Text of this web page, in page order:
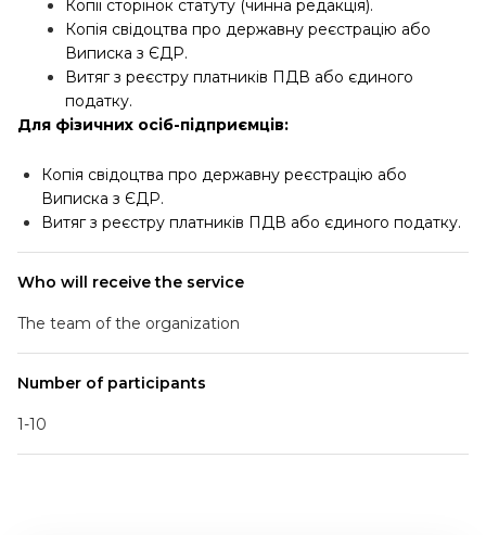
Копії сторінок статуту (чинна редакція).
Копія свідоцтва про державну реєстрацію або
Виписка з ЄДР.
Витяг з реєстру платників ПДВ або єдиного
податку.
Для фізичних осіб-підприємців:
Копія свідоцтва про державну реєстрацію або
Виписка з ЄДР.
Витяг з реєстру платників ПДВ або єдиного податку.
Who will receive the service
The team of the organization
Number of participants
1-10